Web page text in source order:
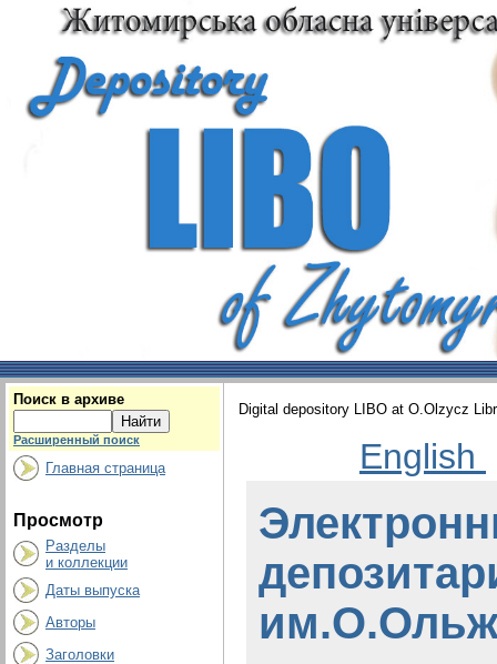
Поиск в архиве
Расширенный поиск
Главная страница
Просмотр
Разделы
и коллекции
Даты выпуска
Авторы
Заголовки
Digital depository LIBO at O.Olzycz
English